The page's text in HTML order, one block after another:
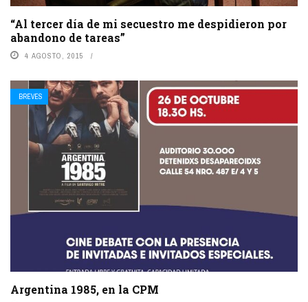
“Al tercer día de mi secuestro me despidieron por
abandono de tareas”
4 AGOSTO, 2015
BREVES
Argentina 1985, en la CPM